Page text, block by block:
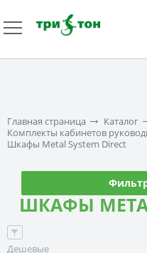
Главная страница Каталог
Комплекты кабинетов
Шкафы Metal System Direct
ШКАФЫ
Дешевые